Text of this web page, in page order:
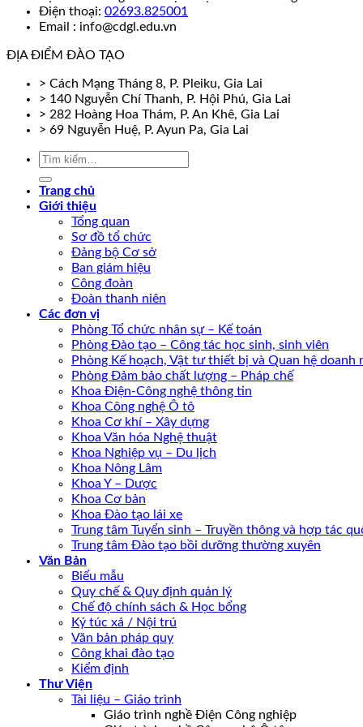
Điện thoại: 02693.825001
Email : info@cdgl.edu.vn
ĐỊA ĐIỂM ĐÀO TẠO
> Cách Mạng Tháng 8, P. Pleiku, Gia Lai
> 140 Nguyễn Chí Thanh, P. Hội Phú, Gia Lai
> 282 Hoàng Hoa Thám, P. An Khê, Gia Lai
> 69 Nguyễn Huệ, P. Ayun Pa, Gia Lai
Trang chủ
Giới thiệu
Tổng quan
Sơ đồ tổ chức
Đảng bộ Cơ sở
Ban giám hiệu
Công đoàn
Đoàn thanh niên
Các đơn vị
Phòng Tổ chức nhân sự – Kế toán
Phòng Đào tạo – Công tác học sinh, sinh viên
Phòng Kế hoạch, Vật tư thiết bị và Quan hệ doanh
Phòng Đảm bảo chất lượng – Pháp chế
Khoa Điện-Công nghệ thông tin
Khoa Công nghệ Ô tô
Khoa Cơ khí – Xây dựng
Khoa Văn hóa Nghệ thuật
Khoa Nghiệp vụ – Du lịch
Khoa Nông Lâm
Khoa Y – Dược
Khoa Cơ bản
Khoa Đào tạo lái xe
Trung tâm Tuyển sinh – Truyền thông và hợp tác
Trung tâm Đào tạo bồi dưỡng thường xuyên
Văn Bản
Biểu mẫu
Quy chế & Quy định quản lý
Chế độ chính sách & Học bổng
Ký túc xá / Nội trú
Văn bản pháp quy
Công khai đào tạo
Kiểm định
Thư Viện
Tài liệu – Giáo trình
Giáo trình nghề Điện Công nghiệp